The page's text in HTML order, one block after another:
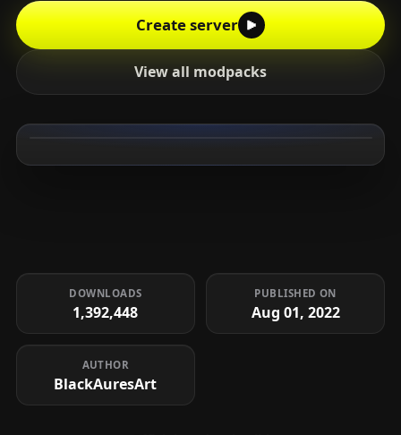
Login
Create server
View all modpacks
DOWNLOADS
1,392,448
PUBLISHED ON
Aug 01, 2022
AUTHOR
BlackAuresArt